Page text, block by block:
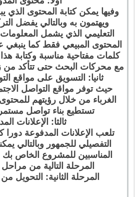
وفيها يمكن كتابة المحتوى الذي
ويهتمون به وبالتالي يفضل
التعليمي الذي يشمل
المحتوى المبيعي فقط كما
كلمات مفتاحية مناسبة وكتابة
مع محركات البحث حتى تتأكد من
ثانيا: التسويق على مواقع
حيث توفر مواقع التواصل
الغرباء من خلال رؤيتهم
تستطيع بناء تواصل
ثالثا: الإعلانات
تلعب الإعلانات المدفوعة دورا
التفصيلي للجمهور وبالتالي
المناسبين للمشروع الخاص بك
المرحلة التالية من
المرحلة الثانية: التحويل